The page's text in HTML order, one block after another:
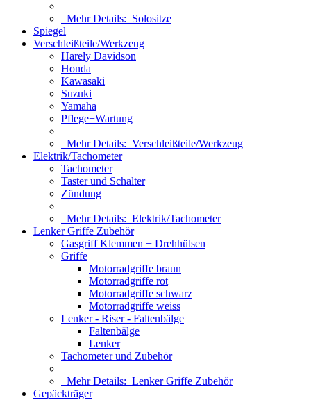
Mehr Details: Solositze
Spiegel
Verschleißteile/Werkzeug
Harely Davidson
Honda
Kawasaki
Suzuki
Yamaha
Pflege+Wartung
Mehr Details: Verschleißteile/Werkzeug
Elektrik/Tachometer
Tachometer
Taster und Schalter
Zündung
Mehr Details: Elektrik/Tachometer
Lenker Griffe Zubehör
Gasgriff Klemmen + Drehhülsen
Griffe
Motorradgriffe braun
Motorradgriffe rot
Motorradgriffe schwarz
Motorradgriffe weiss
Lenker - Riser - Faltenbälge
Faltenbälge
Lenker
Tachometer und Zubehör
Mehr Details: Lenker Griffe Zubehör
Gepäckträger